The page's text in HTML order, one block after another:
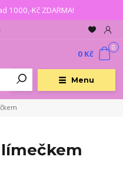
1000,-Kč ZDARMA!
Menu
0
0 Kč